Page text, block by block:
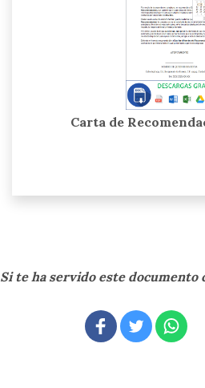
Carta de
Si te ha servido este documento